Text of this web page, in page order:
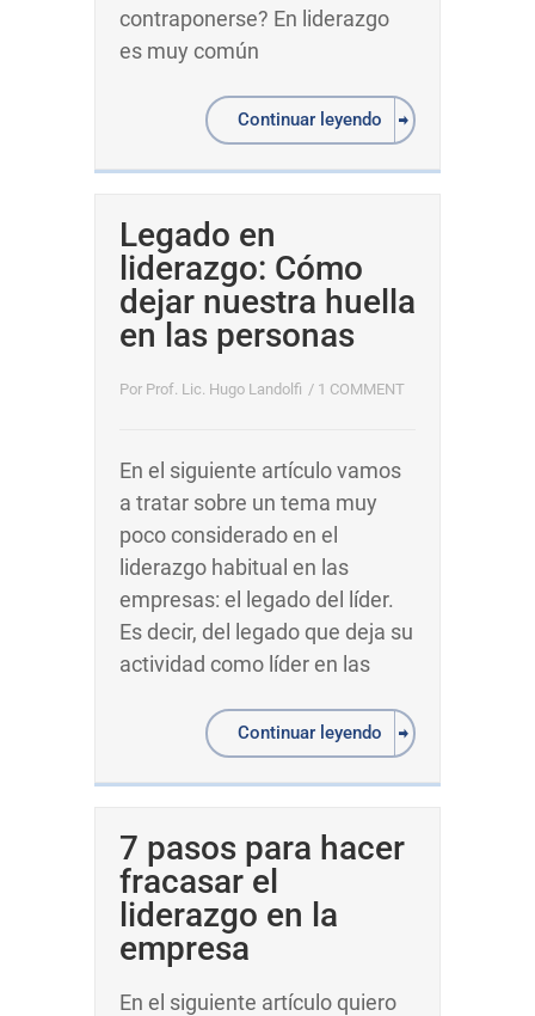
contraponerse? En liderazgo
es muy común
Continuar leyendo
Legado en
liderazgo: Cómo
dejar nuestra huella
en las personas
Por Prof. Lic. Hugo Landolfi / 1 COMMENT
En el siguiente artículo vamos
a tratar sobre un tema muy
poco considerado en el
liderazgo habitual en las
empresas: el legado del líder.
Es decir, del legado que deja su
actividad como líder en las
Continuar leyendo
7 pasos para hacer
fracasar el
liderazgo en la
empresa
En el siguiente artículo quiero